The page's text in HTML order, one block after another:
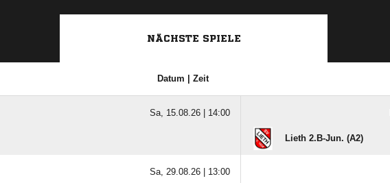
NÄCHSTE SPIELE
Datum | Zeit
Sa, 15.08.26 | 14:00
Lieth 2.B-Jun. (A2)
Sa, 29.08.26 | 13:00